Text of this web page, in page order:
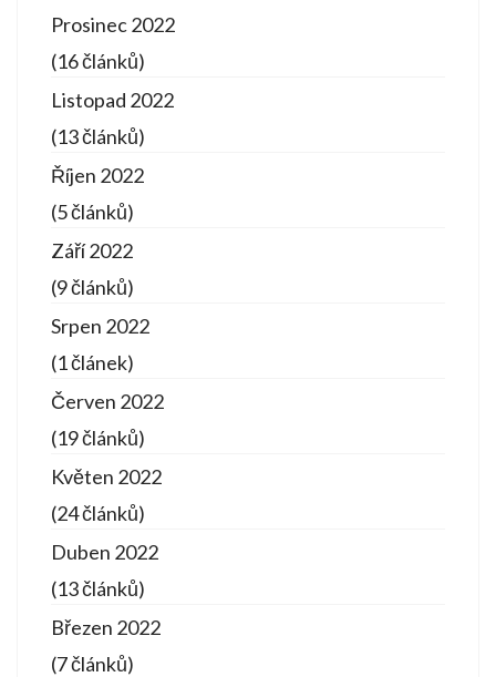
Prosinec 2022
(16 článků)
Listopad 2022
(13 článků)
Říjen 2022
(5 článků)
Září 2022
(9 článků)
Srpen 2022
(1 článek)
Červen 2022
(19 článků)
Květen 2022
(24 článků)
Duben 2022
(13 článků)
Březen 2022
(7 článků)